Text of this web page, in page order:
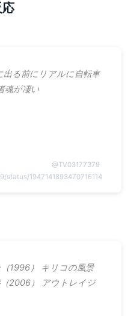
出る前にリアルに自転車
魂が凄い
@TV03177379
status/1947141893470716114
1996） キリコの風景
（2006） アウトレイジ